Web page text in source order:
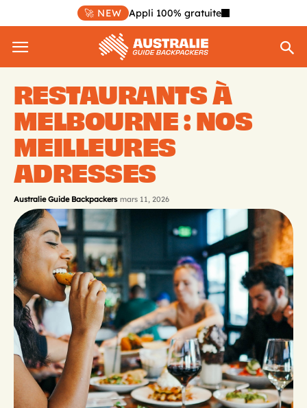
🚀 NEW Appli 100% gratuite
RESTAURANTS À
MELBOURNE : NOS
MEILLEURES
ADRESSES
Australie Guide Backpackers mars 11, 2026